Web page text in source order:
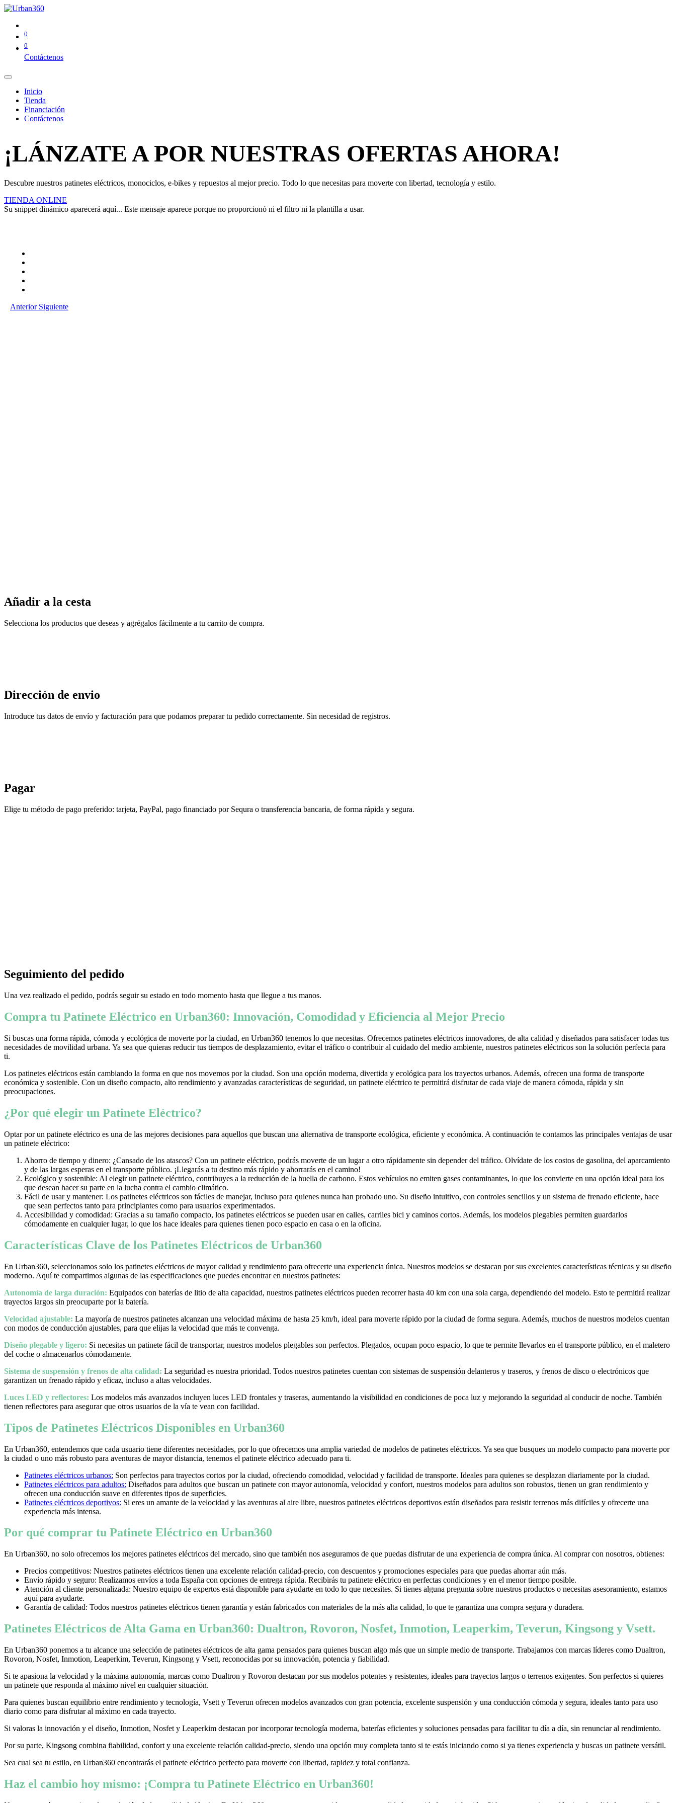
0
0
Contáctenos
Inicio
Tienda
Financiación
Contáctenos
¡LÁNZATE A POR NUESTRAS OFERTAS AHORA!
Descubre nuestros patinetes eléctricos, monociclos, e-bikes y repuestos al mejor precio. Todo lo que necesitas para moverte con libertad, tecnología y estilo.
TIENDA ONLINE
Su snippet dinámico aparecerá aquí... Este mensaje aparece porque no proporcionó ni el filtro ni la plantilla a usar.
Anterior Siguiente
Añadir a la cesta
Selecciona los productos que deseas y agrégalos fácilmente a tu carrito de compra.
Dirección de envio
Introduce tus datos de envío y facturación para que podamos preparar tu pedido correctamente. Sin necesidad de registros.
Pagar
Elige tu método de pago preferido: tarjeta, PayPal, pago financiado por Sequra o transferencia bancaria, de forma rápida y segura.
Seguimiento del pedido
Una vez realizado el pedido, podrás seguir su estado en todo momento hasta que llegue a tus manos.
Compra tu Patinete Eléctrico en Urban360: Innovación, Comodidad y Eficiencia al Mejor Precio
Si buscas una forma rápida, cómoda y ecológica de moverte por la ciudad, en Urban360 tenemos lo que necesitas. Ofrecemos patinetes eléctricos innovadores, de alta calidad y diseñados para satisfacer todas tus
necesidades de movilidad urbana. Ya sea que quieras reducir tus tiempos de desplazamiento, evitar el tráfico o contribuir al cuidado del medio ambiente, nuestros patinetes eléctricos son la solución perfecta para
ti.
Los patinetes eléctricos están cambiando la forma en que nos movemos por la ciudad. Son una opción moderna, divertida y ecológica para los trayectos urbanos. Además, ofrecen una forma de transporte
económica y sostenible. Con un diseño compacto, alto rendimiento y avanzadas características de seguridad, un patinete eléctrico te permitirá disfrutar de cada viaje de manera cómoda, rápida y sin
preocupaciones.
¿Por qué elegir un Patinete Eléctrico?
Optar por un patinete eléctrico es una de las mejores decisiones para aquellos que buscan una alternativa de transporte ecológica, eficiente y económica. A continuación te contamos las principales ventajas de usar
un patinete eléctrico:
Ahorro de tiempo y dinero: ¿Cansado de los atascos? Con un patinete eléctrico, podrás moverte de un lugar a otro rápidamente sin depender del tráfico. Olvídate de los costos de gasolina, del aparcamiento
y de las largas esperas en el transporte público. ¡Llegarás a tu destino más rápido y ahorrarás en el camino!
Ecológico y sostenible: Al elegir un patinete eléctrico, contribuyes a la reducción de la huella de carbono. Estos vehículos no emiten gases contaminantes, lo que los convierte en una opción ideal para los
que desean hacer su parte en la lucha contra el cambio climático.
Fácil de usar y mantener: Los patinetes eléctricos son fáciles de manejar, incluso para quienes nunca han probado uno. Su diseño intuitivo, con controles sencillos y un sistema de frenado eficiente, hace
que sean perfectos tanto para principiantes como para usuarios experimentados.
Accesibilidad y comodidad: Gracias a su tamaño compacto, los patinetes eléctricos se pueden usar en calles, carriles bici y caminos cortos. Además, los modelos plegables permiten guardarlos
cómodamente en cualquier lugar, lo que los hace ideales para quienes tienen poco espacio en casa o en la oficina.
Características Clave de los Patinetes Eléctricos de Urban360
En Urban360, seleccionamos solo los patinetes eléctricos de mayor calidad y rendimiento para ofrecerte una experiencia única. Nuestros modelos se destacan por sus excelentes características técnicas y su diseño
moderno. Aquí te compartimos algunas de las especificaciones que puedes encontrar en nuestros patinetes:
Autonomía de larga duración: Equipados con baterías de litio de alta capacidad, nuestros patinetes eléctricos pueden recorrer hasta 40 km con una sola carga, dependiendo del modelo. Esto te permitirá realizar
trayectos largos sin preocuparte por la batería.
Velocidad ajustable: La mayoría de nuestros patinetes alcanzan una velocidad máxima de hasta 25 km/h, ideal para moverte rápido por la ciudad de forma segura. Además, muchos de nuestros modelos cuentan
con modos de conducción ajustables, para que elijas la velocidad que más te convenga.
Diseño plegable y ligero: Si necesitas un patinete fácil de transportar, nuestros modelos plegables son perfectos. Plegados, ocupan poco espacio, lo que te permite llevarlos en el transporte público, en el maletero
del coche o almacenarlos cómodamente.
Sistema de suspensión y frenos de alta calidad: La seguridad es nuestra prioridad. Todos nuestros patinetes cuentan con sistemas de suspensión delanteros y traseros, y frenos de disco o electrónicos que
garantizan un frenado rápido y eficaz, incluso a altas velocidades.
Luces LED y reflectores: Los modelos más avanzados incluyen luces LED frontales y traseras, aumentando la visibilidad en condiciones de poca luz y mejorando la seguridad al conducir de noche. También
tienen reflectores para asegurar que otros usuarios de la vía te vean con facilidad.
Tipos de Patinetes Eléctricos Disponibles en Urban360
En Urban360, entendemos que cada usuario tiene diferentes necesidades, por lo que ofrecemos una amplia variedad de modelos de patinetes eléctricos. Ya sea que busques un modelo compacto para moverte por
la ciudad o uno más robusto para aventuras de mayor distancia, tenemos el patinete eléctrico adecuado para ti.
Patinetes eléctricos urbanos: Son perfectos para trayectos cortos por la ciudad, ofreciendo comodidad, velocidad y facilidad de transporte. Ideales para quienes se desplazan diariamente por la ciudad.
Patinetes eléctricos para adultos: Diseñados para adultos que buscan un patinete con mayor autonomía, velocidad y confort, nuestros modelos para adultos son robustos, tienen un gran rendimiento y
ofrecen una conducción suave en diferentes tipos de superficies.
Patinetes eléctricos deportivos: Si eres un amante de la velocidad y las aventuras al aire libre, nuestros patinetes eléctricos deportivos están diseñados para resistir terrenos más difíciles y ofrecerte una
experiencia más intensa.
Por qué comprar tu Patinete Eléctrico en Urban360
En Urban360, no solo ofrecemos los mejores patinetes eléctricos del mercado, sino que también nos aseguramos de que puedas disfrutar de una experiencia de compra única. Al comprar con nosotros, obtienes:
Precios competitivos: Nuestros patinetes eléctricos tienen una excelente relación calidad-precio, con descuentos y promociones especiales para que puedas ahorrar aún más.
Envío rápido y seguro: Realizamos envíos a toda España con opciones de entrega rápida. Recibirás tu patinete eléctrico en perfectas condiciones y en el menor tiempo posible.
Atención al cliente personalizada: Nuestro equipo de expertos está disponible para ayudarte en todo lo que necesites. Si tienes alguna pregunta sobre nuestros productos o necesitas asesoramiento, estamos
aquí para ayudarte.
Garantía de calidad: Todos nuestros patinetes eléctricos tienen garantía y están fabricados con materiales de la más alta calidad, lo que te garantiza una compra segura y duradera.
Patinetes Eléctricos de Alta Gama en Urban360: Dualtron, Rovoron, Nosfet, Inmotion, Leaperkim, Teverun, Kingsong y Vsett.
En Urban360 ponemos a tu alcance una selección de patinetes eléctricos de alta gama pensados para quienes buscan algo más que un simple medio de transporte. Trabajamos con marcas líderes como Dualtron,
Rovoron, Nosfet, Inmotion, Leaperkim, Teverun, Kingsong y Vsett, reconocidas por su innovación, potencia y fiabilidad.
Si te apasiona la velocidad y la máxima autonomía, marcas como Dualtron y Rovoron destacan por sus modelos potentes y resistentes, ideales para trayectos largos o terrenos exigentes. Son perfectos si quieres
un patinete que responda al máximo nivel en cualquier situación.
Para quienes buscan equilibrio entre rendimiento y tecnología, Vsett y Teverun ofrecen modelos avanzados con gran potencia, excelente suspensión y una conducción cómoda y segura, ideales tanto para uso
diario como para disfrutar al máximo en cada trayecto.
Si valoras la innovación y el diseño, Inmotion, Nosfet y Leaperkim destacan por incorporar tecnología moderna, baterías eficientes y soluciones pensadas para facilitar tu día a día, sin renunciar al rendimiento.
Por su parte, Kingsong combina fiabilidad, confort y una excelente relación calidad-precio, siendo una opción muy completa tanto si te estás iniciando como si ya tienes experiencia y buscas un patinete versátil.
Sea cual sea tu estilo, en Urban360 encontrarás el patinete eléctrico perfecto para moverte con libertad, rapidez y total confianza.
Haz el cambio hoy mismo: ¡Compra tu Patinete Eléctrico en Urban360!